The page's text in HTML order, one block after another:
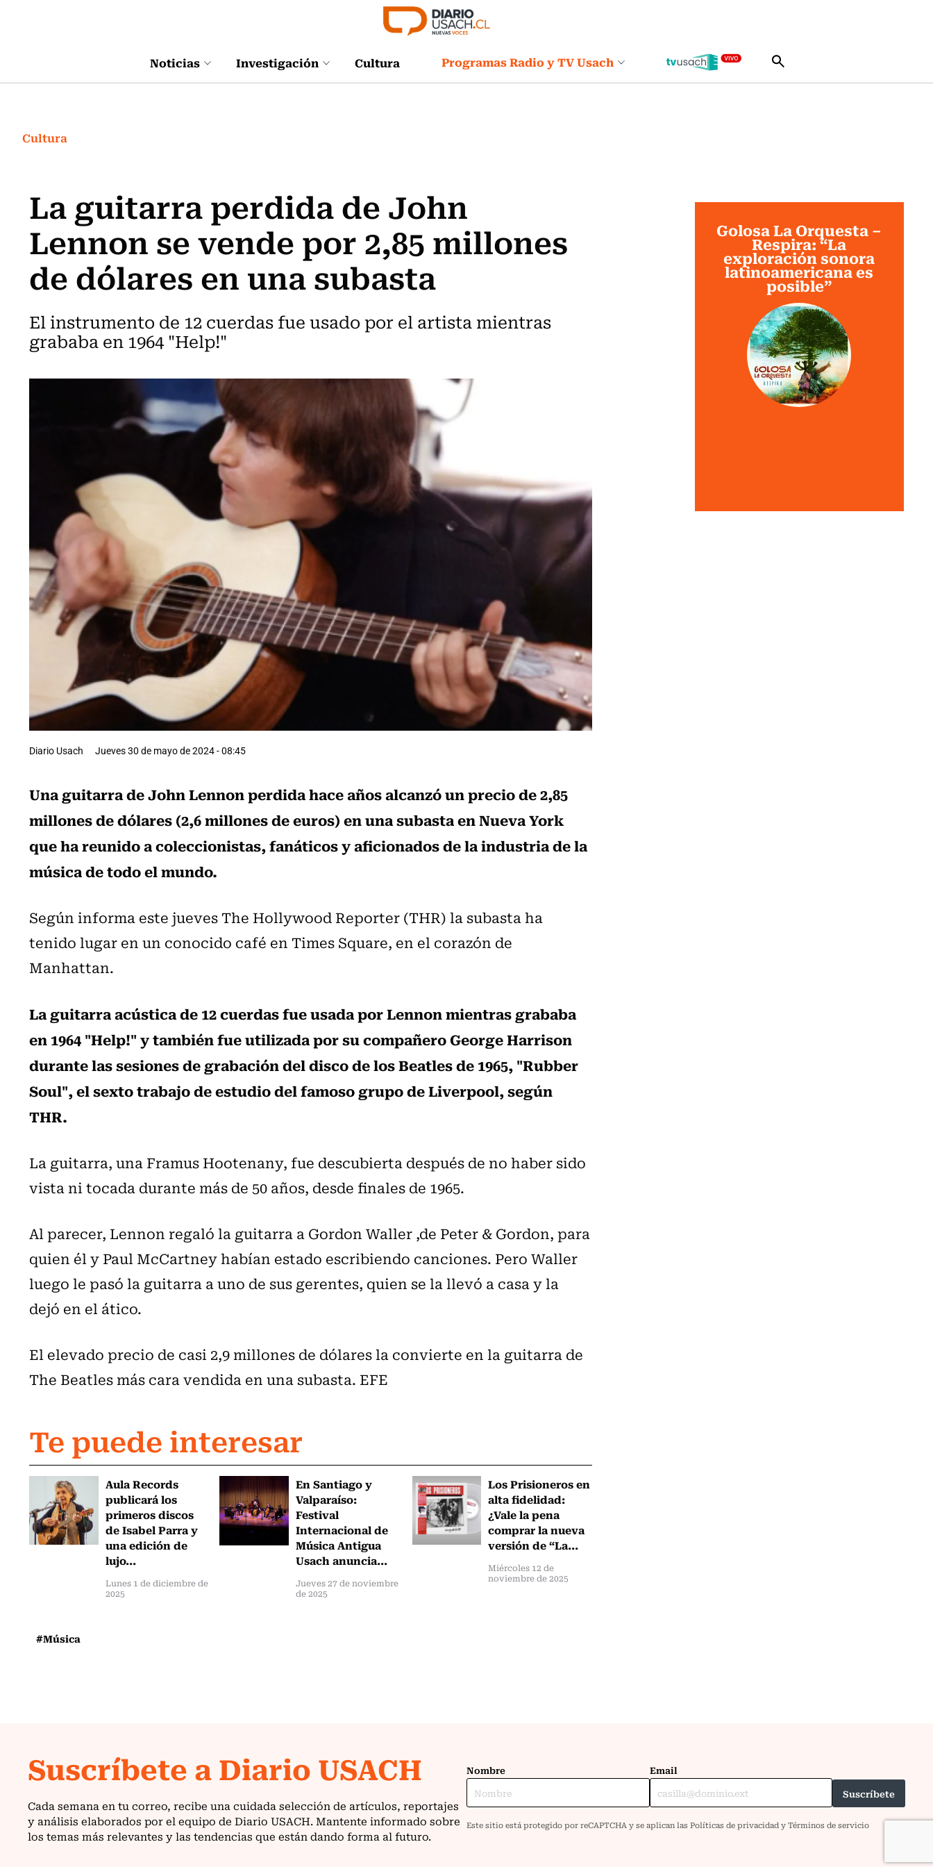
Noticias Investigación Cultura Programas Radio y TV Usach
Cultura
La guitarra perdida de John
Lennon se vende por 2,85 millones
de dólares en una subasta
El instrumento de 12 cuerdas fue usado por el artista mientras
grababa en 1964 "Help!"
Diario Usach Jueves 30 de mayo de 2024 - 08:45
Una guitarra de John Lennon perdida hace años alcanzó un precio de 2,85
millones de dólares (2,6 millones de euros) en una subasta en Nueva York
que ha reunido a coleccionistas, fanáticos y aficionados de la industria de la
música de todo el mundo.
Según informa este jueves The Hollywood Reporter (THR) la subasta ha
tenido lugar en un conocido café en Times Square, en el corazón de
Manhattan.
La guitarra acústica de 12 cuerdas fue usada por Lennon mientras grababa
en 1964 "Help!" y también fue utilizada por su compañero George Harrison
durante las sesiones de grabación del disco de los Beatles de 1965, "Rubber
Soul", el sexto trabajo de estudio del famoso grupo de Liverpool, según
THR.
La guitarra, una Framus Hootenany, fue descubierta después de no haber sido
vista ni tocada durante más de 50 años, desde finales de 1965.
Al parecer, Lennon regaló la guitarra a Gordon Waller ,de Peter & Gordon, para
quien él y Paul McCartney habían estado escribiendo canciones. Pero Waller
luego le pasó la guitarra a uno de sus gerentes, quien se la llevó a casa y la
dejó en el ático.
El elevado precio de casi 2,9 millones de dólares la convierte en la guitarra de
The Beatles más cara vendida en una subasta. EFE
Te puede interesar
Aula Records
publicará los
primeros discos
de Isabel Parra y
una edición de
lujo...
Lunes 1 de diciembre de
2025
En Santiago y
Valparaíso:
Festival
Internacional de
Música Antigua
Usach anuncia...
Jueves 27 de noviembre
de 2025
Los Prisioneros en
alta fidelidad:
¿Vale la pena
comprar la nueva
versión de “La...
Miércoles 12 de
noviembre de 2025
#Música
Golosa La Orquesta –
Respira: “La
exploración sonora
latinoamericana es
posible”